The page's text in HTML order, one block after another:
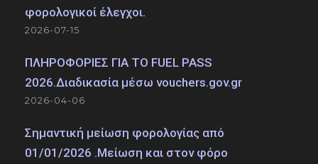
φορολογικοί έλεγχοι.
2026-07-15
ΠΛΗΡΟΦΟΡΙΕΣ ΓΙΑ ΤΟ FUEL PASS
2026.Διαδικασία μέσω vouchers.gov.gr
2026-04-06
Σημαντική μείωση φορολογίας από
01/01/2026 .Μείωση και στον φόρο